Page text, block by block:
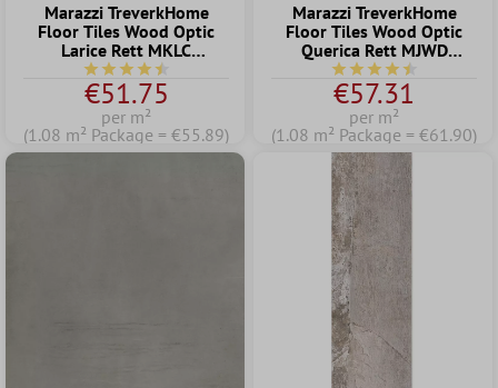
Marazzi TreverkHome
Floor Tiles Wood Optic
Larice Rett MKLC
30x120cm
Average rating of 4.5 out of 5 stars
€51.75
per m²
(1.08 m² Package = €55.89)
Marazzi TreverkHome
Floor Tiles Wood Optic
Querica Rett MJWD
15x120cm
Average rating of 4.5
€57.31
per m²
(1.08 m² Package = €61.90)